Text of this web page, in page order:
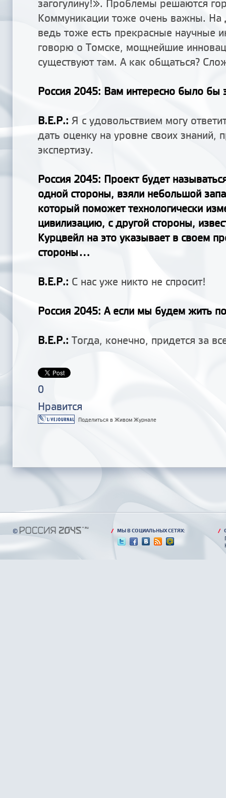
загогулину!». Проблемы решаются
Коммуникации тоже очень важны. На
ведь тоже есть прекрасные научные
говорю о Томске, мощнейшие
существуют там. А как общаться?
Россия 2045: Вам интересно было бы
В.Е.Р.: Я с удовольствием могу
дать оценку на уровне своих знаний,
экспертизу.
Россия 2045: Проект будет
одной стороны, взяли небольшой
который поможет технологически
цивилизацию, с другой стороны,
Курцвейл на это указывает в своем
стороны...
В.Е.Р.: С нас уже никто не спросит!
Россия 2045: А если мы будем жить
В.Е.Р.: Тогда, конечно, придется за
0
Нравится
Поделиться в Живом Журнале
© / МЫ В СОЦИАЛЬНЫХ СЕТЯХ: /